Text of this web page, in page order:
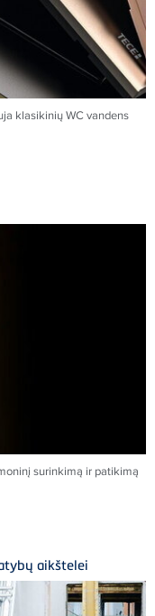
klasikinių WC vandens
surinkimą ir patikimą
aikštelei